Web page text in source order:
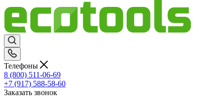
Телефоны
8 (800) 511-06-69
+7 (917) 588-58-60
Заказать звонок